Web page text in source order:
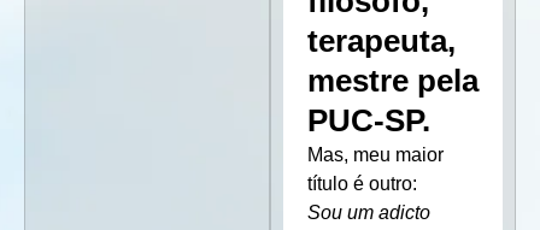
terapeuta,
mestre pela
PUC-SP.
Mas, meu maior
título é outro:
Sou um adicto